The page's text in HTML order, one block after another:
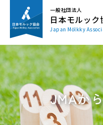
一般社団法人
日本モルック
Japan Mölkky
JMAか